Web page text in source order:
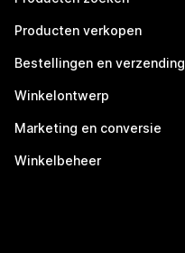
Producten verkopen
Bestellingen en verzending
Winkelontwerp
Marketing en conversie
Winkelbeheer